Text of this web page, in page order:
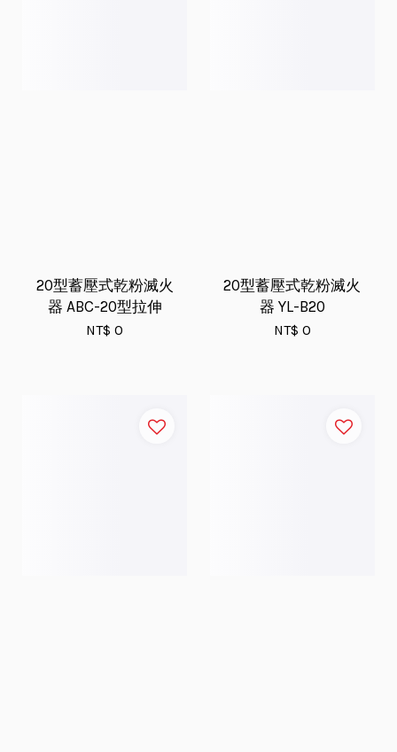
20型蓄壓式乾粉滅火
器 ABC-20型拉伸
NT$ 0
20型蓄壓式乾粉滅火
器 YL-B20
NT$ 0